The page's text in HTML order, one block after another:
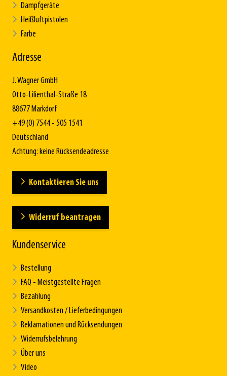
Dampfgeräte
Heißluftpistolen
Farbe
Adresse
J. Wagner GmbH
Otto-Lilienthal-Straße 18
88677 Markdorf
+49 (0) 7544 - 505 1541
Deutschland
Achtung: keine Rücksendeadresse
Kontaktieren Sie uns
Widerruf beantragen
Kundenservice
Bestellung
FAQ - Meistgestellte Fragen
Bezahlung
Versandkosten / Lieferbedingungen
Reklamationen und Rücksendungen
Widerrufsbelehrung
Über uns
Video